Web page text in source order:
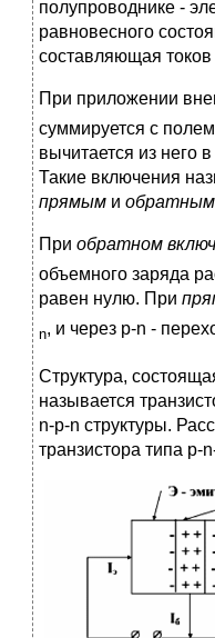
полупроводнике -
равновесного
составляющая
При приложении
суммируется с
вычитается из него
Такие включения
прямым и
При обратном
объемного заряда
равен нулю. При
n, и через р-n -
Структура,
называется
n-p-n структуры.
транзистора типа р-